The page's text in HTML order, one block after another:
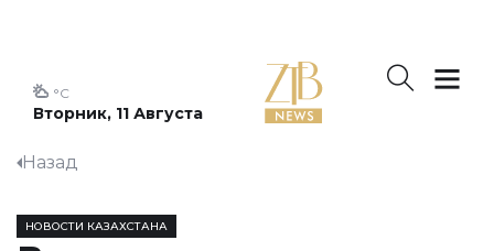
Вторник, 11 Августа
°C
Назад
НОВОСТИ КАЗАХСТАНА